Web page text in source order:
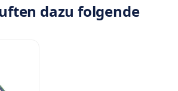
dazu folgende